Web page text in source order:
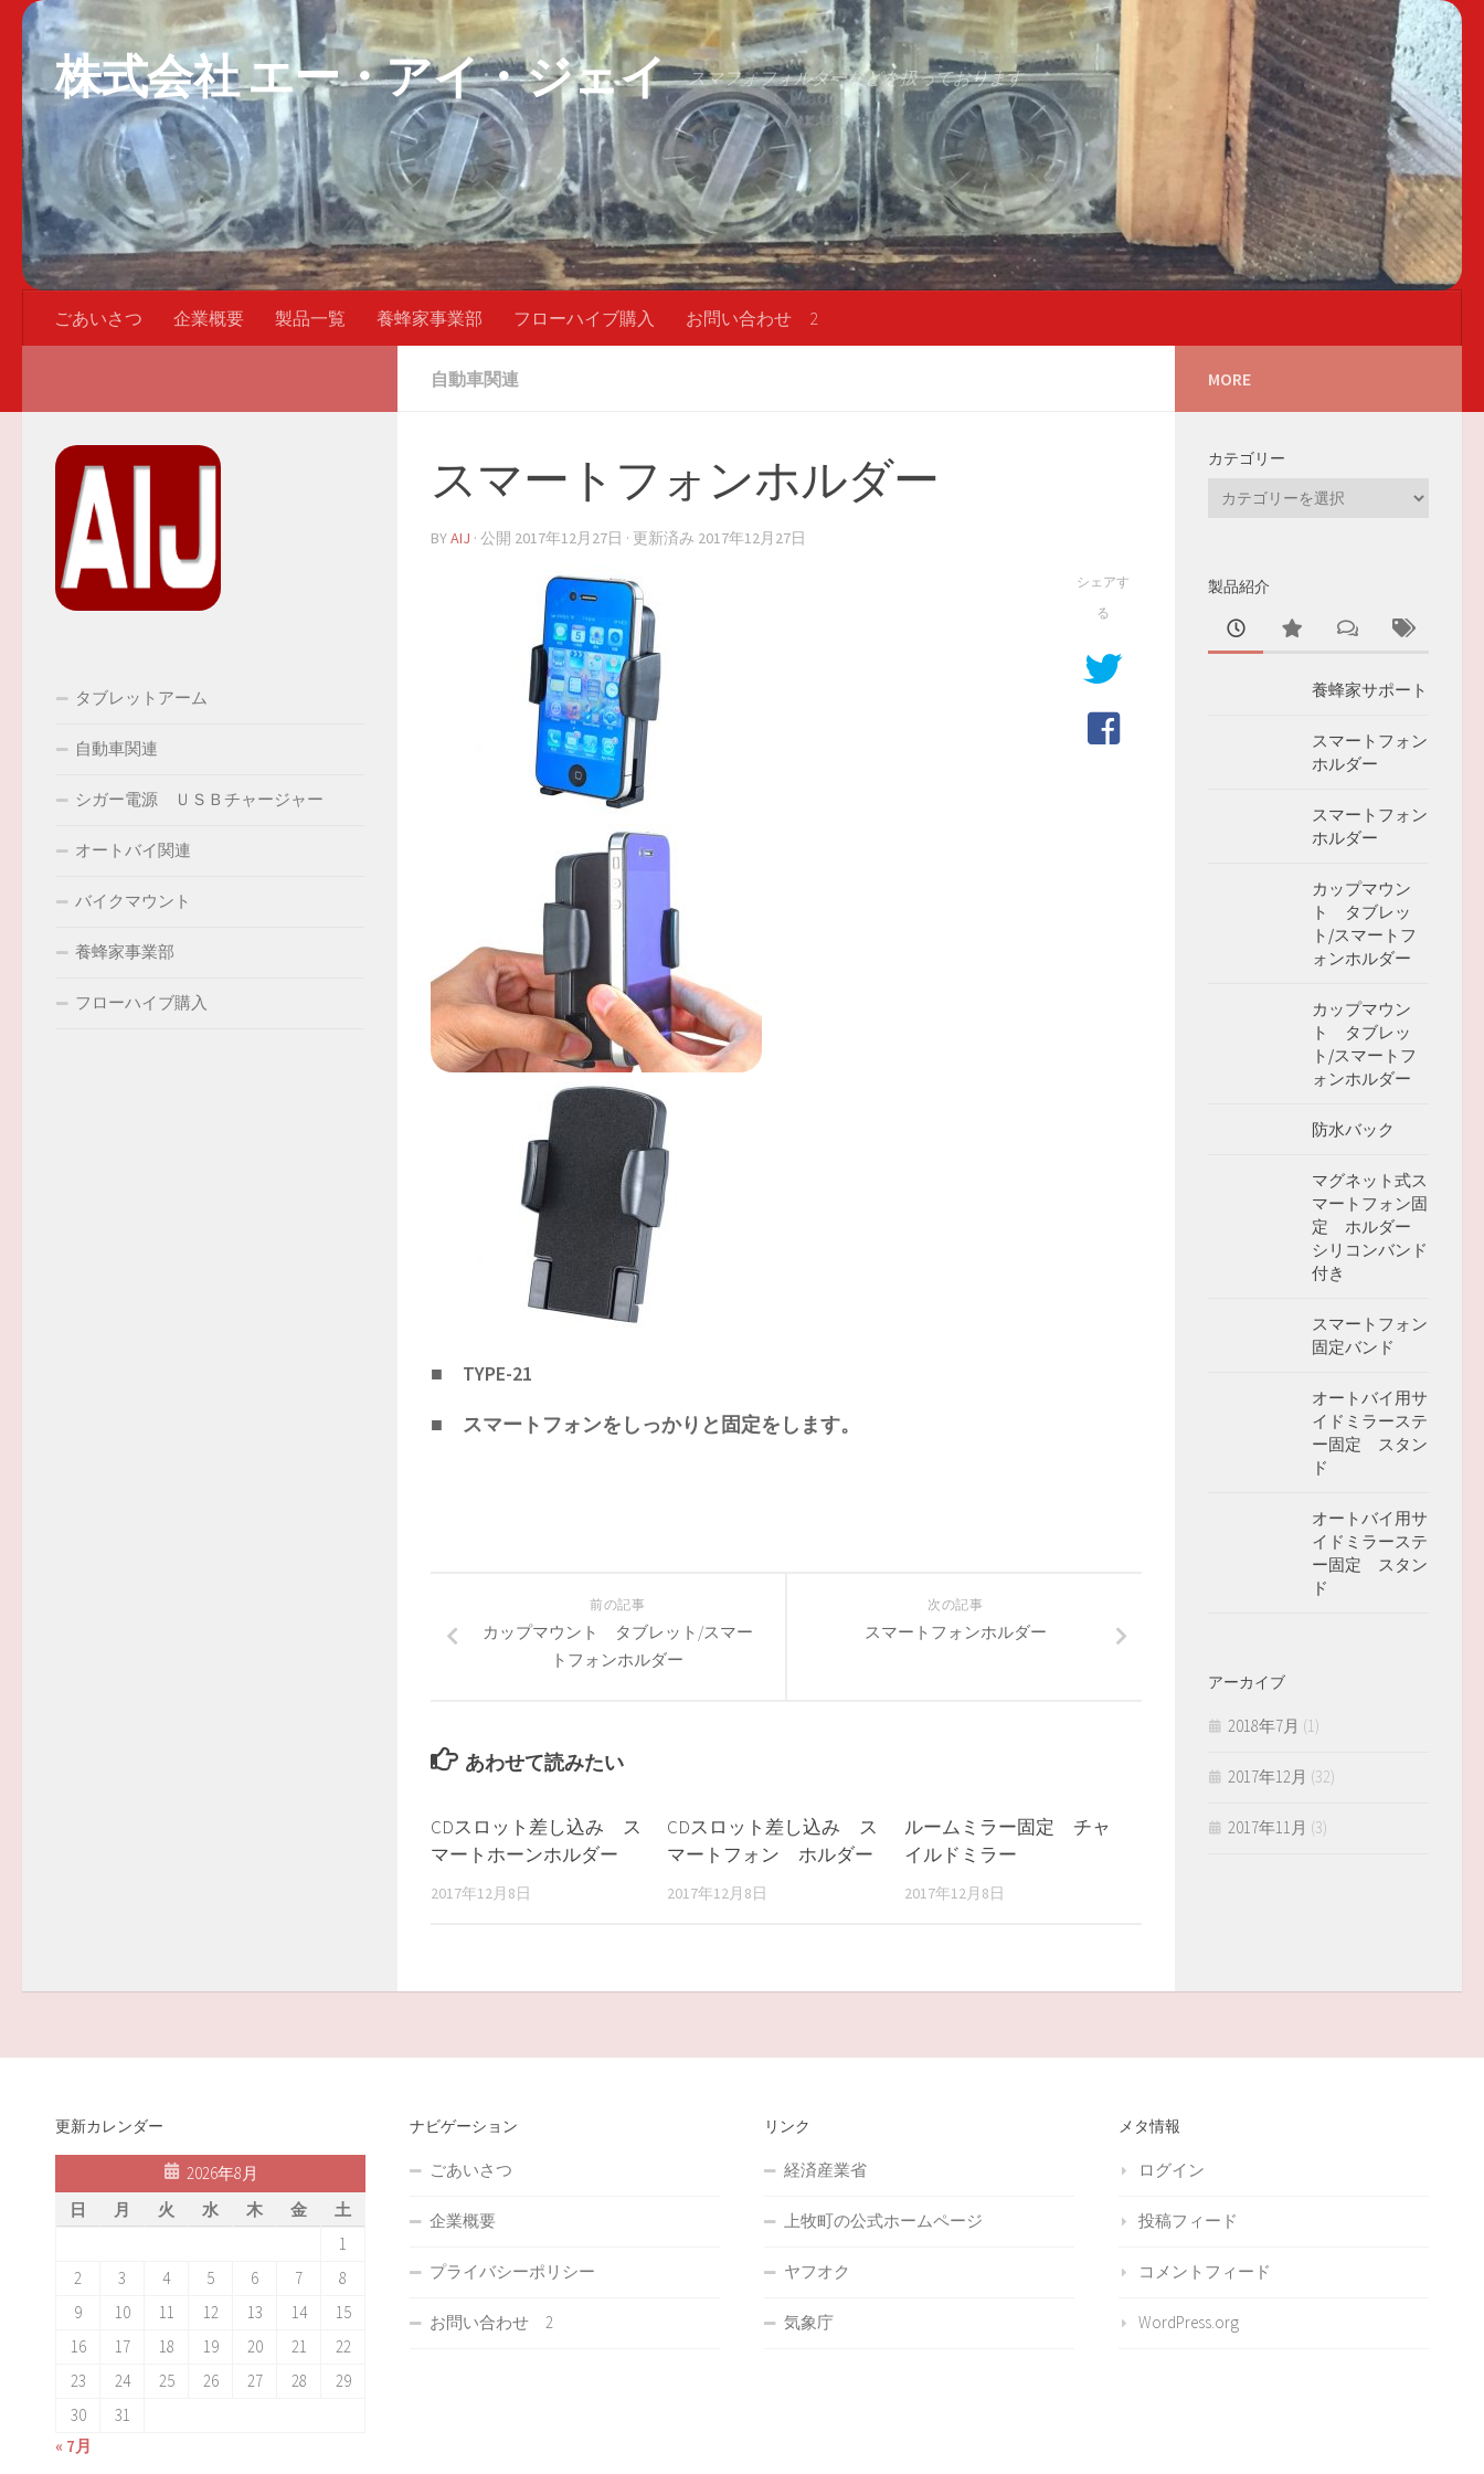
株式会社 エー・アイ・ジェイ スマフォフォルダーなどを扱っております
ごあいさつ 企業概要 製品一覧 養蜂家事業部 フローハイブ購入 お問い合わせ 2
自動車関連
スマートフォンホルダー
BYAIJ · 公開 2017年12月27日 · 更新済み 2017年12月27日
■ TYPE-21
■ スマートフォンをしっかりと固定をします。
シェアす
る
次の記事
スマートフォンホルダー
前の記事
カップマウント タブレット/スマー
トフォンホルダー
あわせて読みたい
CDスロット差し込み ス
マートホーンホルダー
2017年12月8日
CDスロット差し込み ス
マートフォン ホルダー
2017年12月8日
ルームミラー固定 チャ
イルドミラー
2017年12月8日
タブレットアーム
自動車関連
シガー電源 ＵＳＢチャージャー
オートバイ関連
バイクマウント
養蜂家事業部
フローハイブ購入
MORE
カテゴリー
ー
製品紹介
養蜂家サポート
スマートフォン
ホルダー
スマートフォン
ホルダー
カップマウン
ト タブレッ
ト/スマートフ
ォンホルダー
カップマウン
ト タブレッ
ト/スマートフ
ォンホルダー
防水バック
マグネット式ス
マートフォン固
定 ホルダー
シリコンバンド
付き
スマートフォン
固定バンド
オートバイ用サ
イドミラーステ
ー固定 スタン
ド
オートバイ用サ
イドミラーステ
ー固定 スタン
ド
アーカイブ
2018年7月 (1)
2017年12月 (32)
2017年11月 (3)
更新カレンダー
2026年8月
日
月 火 水 木 金
土
1
2
3 4 5 6 7
8
9
10 11 12 13 14
15
16
17 18 19 20 21
22
23
24 25 26 27 28
29
30
31
« 7月
ナビゲーション
ごあいさつ
企業概要
プライバシーポリシー
お問い合わせ 2
リンク
経済産業省
上牧町の公式ホームページ
ヤフオク
気象庁
メタ情報
ログイン
投稿フィード
コメントフィード
WordPress.org